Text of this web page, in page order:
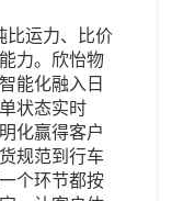
运力、比价
力。欣怡物
能化融入日
状态实时
化赢得客户
规范到行车
个环节都按